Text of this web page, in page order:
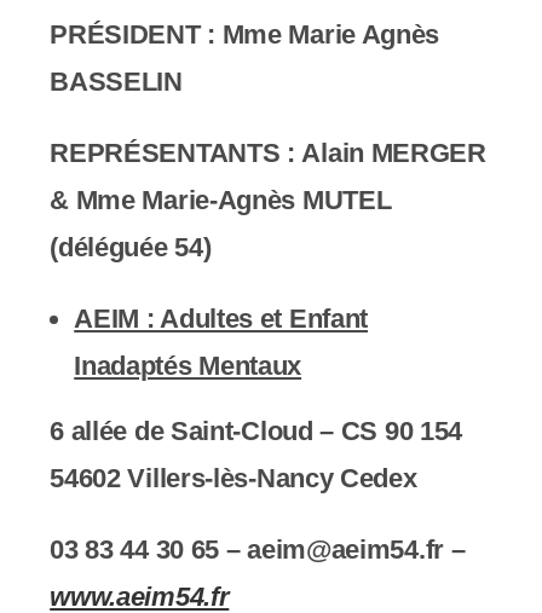
PRÉSIDENT : Mme Marie Agnès
BASSELIN
REPRÉSENTANTS :Alain MERGER
& Mme Marie-Agnès MUTEL
(déléguée 54)
AEIM : Adultes et Enfant
Inadaptés Mentaux
6 allée de Saint-Cloud – CS 90 154
54602 Villers-lès-Nancy Cedex
03 83 44 30 65 – aeim@aeim54.fr –
www.aeim54.fr